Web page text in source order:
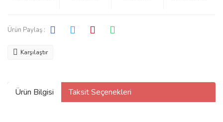
Ürün Paylaş :
Karşılaştır
Ürün Bilgisi Taksit Seçenekleri